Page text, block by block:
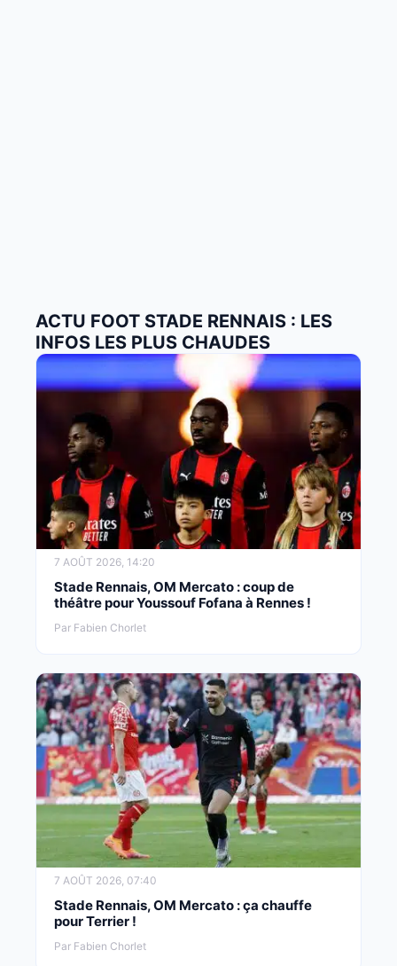
ACTU FOOT STADE RENNAIS : LES
INFOS LES PLUS CHAUDES
7 AOÛT 2026, 14:20
Stade Rennais, OM Mercato : coup de
théâtre pour Youssouf Fofana à Rennes !
Par Fabien Chorlet
7 AOÛT 2026, 07:40
Stade Rennais, OM Mercato : ça chauffe
pour Terrier !
Par Fabien Chorlet